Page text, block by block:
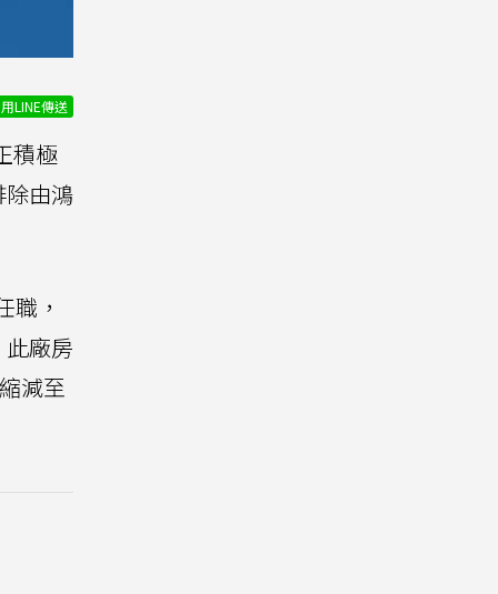
用LINE傳送
積極
由鴻
職，
廠房
減至